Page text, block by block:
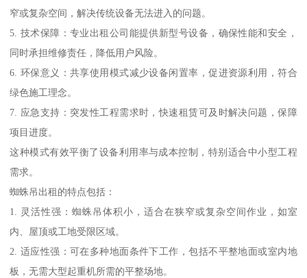
窄或复杂空间，解决传统设备无法进入的问题。
5. 技术保障：专业出租公司能提供新型号设备，确保性能和安全，
同时承担维修责任，降低用户风险。
6. 环保意义：共享使用模式减少设备闲置率，促进资源利用，符合
绿色施工理念。
7. 应急支持：突发性工程需求时，快速租赁可及时解决问题，保障
项目进度。
这种模式有效平衡了设备利用率与成本控制，特别适合中小型工程
需求。
蜘蛛吊出租的特点包括：
1. 灵活性强：蜘蛛吊体积小，适合在狭窄或复杂空间作业，如室
内、屋顶或工地受限区域。
2. 适应性强：可在多种地面条件下工作，包括不平整地面或室内地
板，无需大型起重机所需的平整场地。